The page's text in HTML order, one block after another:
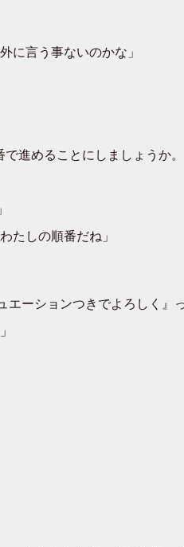
に言う事ないのかな」
進めることにしましょうか
しの順番だね」
ーションつきでよろしく』